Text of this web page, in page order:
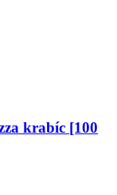
krabíc [100